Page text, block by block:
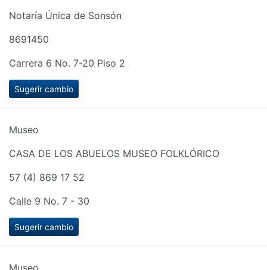
Notaría Única de Sonsón
8691450
Carrera 6 No. 7-20 Piso 2
Sugerir cambio
Museo
CASA DE LOS ABUELOS MUSEO FOLKLÓRICO
57 (4) 869 17 52
Calle 9 No. 7 - 30
Sugerir cambio
Museo